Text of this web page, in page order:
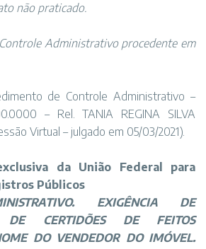
não praticado.
Administrativo procedente em
de Controle Administrativo –
– Rel. TANIA REGINA SILVA
Virtual – julgado em 05/03/2021).
da União Federal para
Públicos
EXIGÊNCIA DE
DE CERTIDÕES DE FEITOS
DO VENDEDOR DO IMÓVEL.